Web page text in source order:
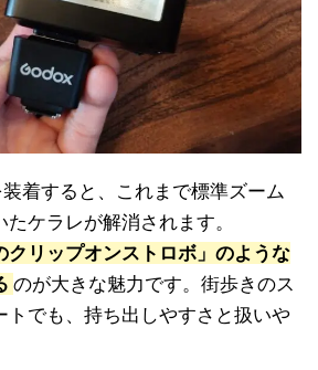
着すると、これまで標準ズーム
ケラレが解消されます。
クリップオンストロボ」のような
のが大きな魅力です。街歩きのス
トでも、持ち出しやすさと扱いや